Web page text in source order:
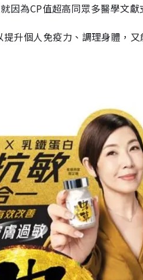
因為CP值超高同眾多醫學文
升個人免疫力、調理身體，